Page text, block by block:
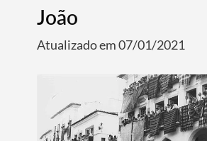
João
Atualizado em 07/01/2021